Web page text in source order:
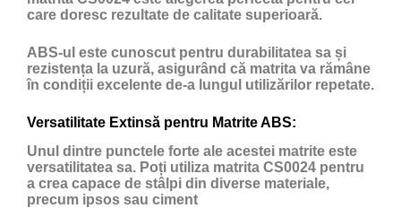
care doresc rezultate de calitate superioară.
ABS-ul este cunoscut pentru durabilitatea sa și
rezistența la uzură, asigurând că matrita va rămâne
în condiții excelente de-a lungul utilizărilor repetate.
Versatilitate Extinsă pentru Matrite ABS:
Unul dintre punctele forte ale acestei matrite este
versatilitatea sa. Poți utiliza matrita CS0024 pentru
a crea capace de stâlpi din diverse materiale,
precum ipsos sau ciment